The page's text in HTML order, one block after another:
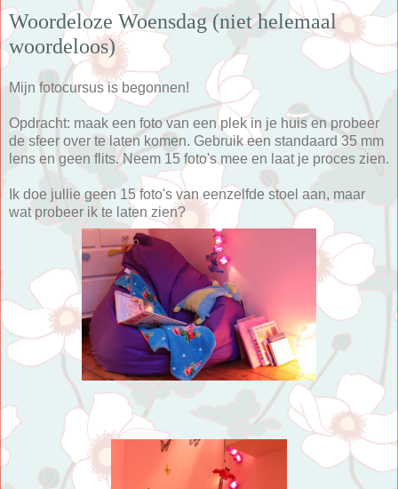
Woordeloze Woensdag (niet helemaal
woordeloos)
Mijn fotocursus is begonnen!
Opdracht: maak een foto van een plek in je huis en probeer
de sfeer over te laten komen. Gebruik een standaard 35 mm
lens en geen flits. Neem 15 foto's mee en laat je proces zien.
Ik doe jullie geen 15 foto's van eenzelfde stoel aan, maar
wat probeer ik te laten zien?